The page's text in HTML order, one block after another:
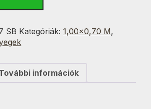
SB Kategóriák:1,00×0,70 M,
információk